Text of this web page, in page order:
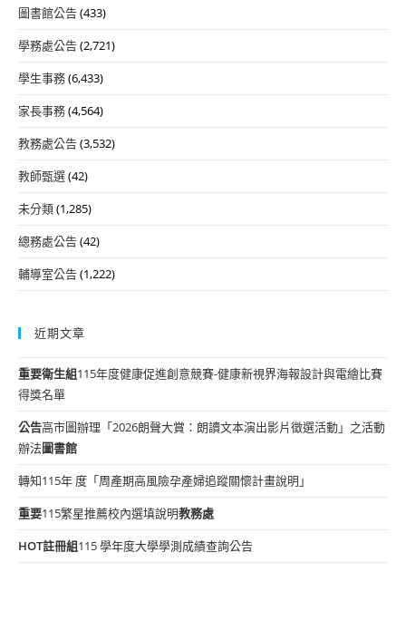
圖書館公告(433)
學務處公告(2,721)
學生事務(6,433)
家長事務(4,564)
教務處公告(3,532)
教師甄選(42)
未分類(1,285)
總務處公告(42)
輔導室公告(1,222)
近期文章
重要衛生組115年度健康促進創意競賽-健康新視界海報設計與電繪比賽
得獎名單
公告高市圖辦理「2026朗聲大賞：朗讀文本演出影片徵選活動」之活動
辦法圖書館
轉知115年 度「周產期高風險孕產婦追蹤關懷計畫說明」
重要115繁星推薦校內選填說明教務處
HOT註冊組115 學年度大學學測成績查詢公告